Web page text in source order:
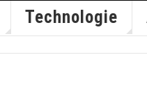
Technologie